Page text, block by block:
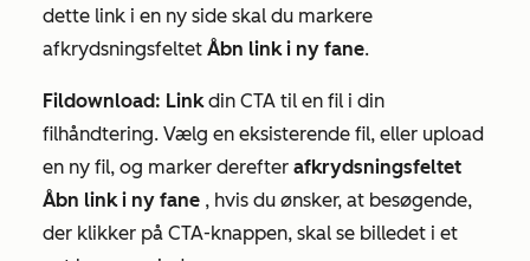
dette link i en ny side skal du markere
afkrydsningsfeltet Åbn link i ny fane.
Fildownload: Linkdin CTA til en fil i din
filhåndtering. Vælg en eksisterende fil, eller upload
en ny fil, og marker derefter afkrydsningsfeltet
Åbn link i ny fane , hvis du ønsker, at besøgende,
der klikker på CTA-knappen, skal se billedet i et